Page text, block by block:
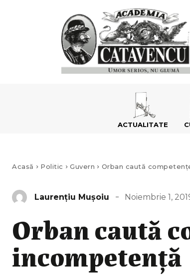
ACTUALITATE
Acasă Politic Guvern Orban caută
Laurenţiu Muşoiu Noiembrie 1,
Orban caută
incompetență